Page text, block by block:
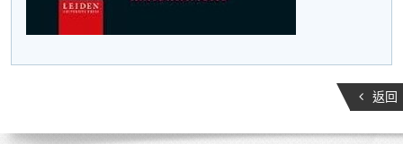
返回